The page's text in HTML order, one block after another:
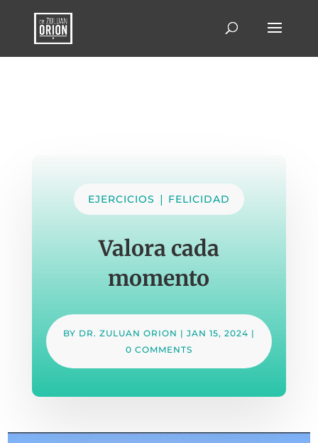
EJERCICIOS | FELICIDAD
Valora cada
momento
BY DR. ZULUAN ORION | JAN 15, 2024 |
0 COMMENTS